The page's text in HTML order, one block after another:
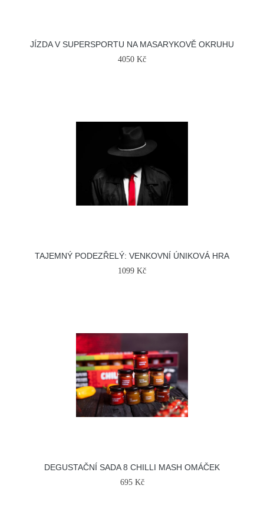
JÍZDA V SUPERSPORTU NA MASARYKOVĚ OKRUHU
4050 Kč
TAJEMNÝ PODEZŘELÝ: VENKOVNÍ ÚNIKOVÁ HRA
1099 Kč
DEGUSTAČNÍ SADA 8 CHILLI MASH OMÁČEK
695 Kč